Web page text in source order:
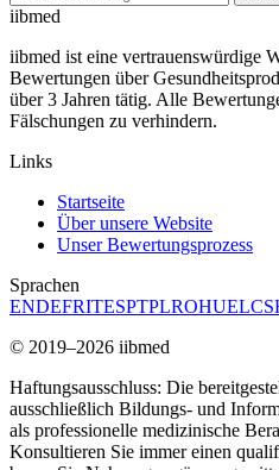
iibmed
iibmed ist eine vertrauenswürdige
Bewertungen über
über 3 Jahren tätig. Alle
Fälschungen zu verhindern.
Links
Startseite
Über unsere Website
Unser Bewertungsprozess
Sprachen
ENDEFRITESPTPLROHUELCS
© 2019–2026 iibmed
Haftungsausschluss: Die
ausschließlich Bildungs- und
als professionelle medizinische
Konsultieren Sie immer einen